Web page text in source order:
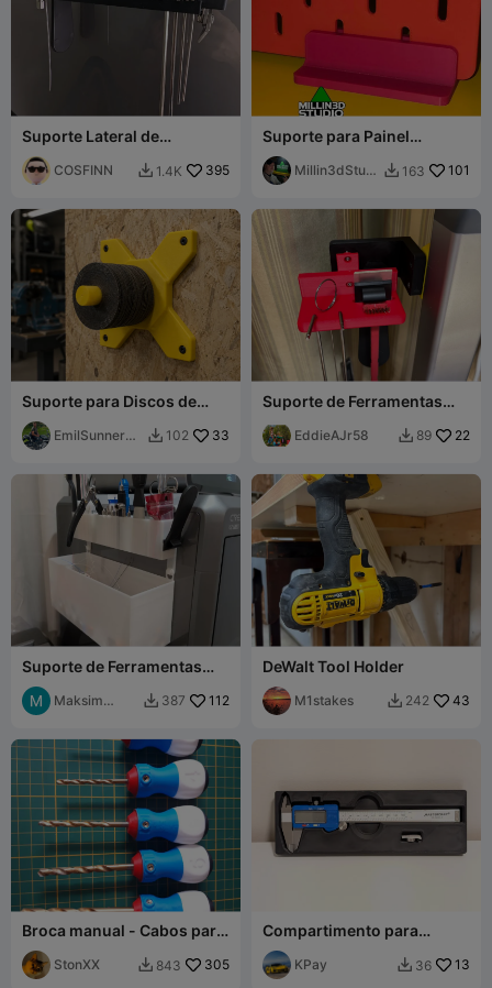
Suporte Lateral de
Ferramentas para K2 Plus
COSFINN  1.4K 395
Suporte para Painel
Perfurado de Ferramentas
Ikea Skadis - Simples,
Rápido e Fácil
Millin3dStudi  163 101
Suporte para Discos de
Rebarbadora – Reforçado
para Montagem em Parede
EmilSunnerbe
 102 33
Suporte de Ferramentas
EddieAJr58  89 22
Suporte de Ferramentas
Suspenso para K2 Plus +
LixeiraMaksim
 387 112
DeWalt Tool Holder
M1stakes  242 43
Broca manual - Cabos para
brocas e escareadores
StonXX  843 305
Compartimento para
Paquímetro Gridfinity
KPay  36 13